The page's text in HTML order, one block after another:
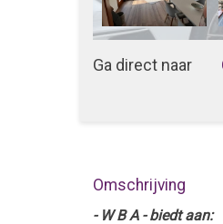
Ga direct naar
Omschrijving
- W B A - biedt aan: